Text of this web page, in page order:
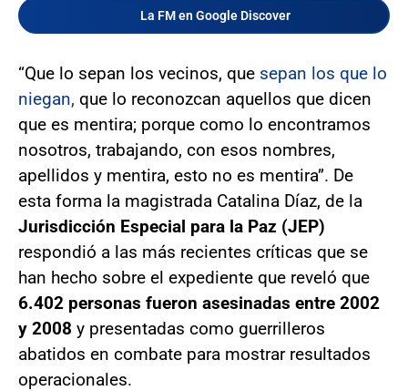
La FM en Google Discover
“Que lo sepan los vecinos, que sepan los que lo
niegan, que lo reconozcan aquellos que dicen
que es mentira; porque como lo encontramos
nosotros, trabajando, con esos nombres,
apellidos y mentira, esto no es mentira”. De
esta forma la magistrada Catalina Díaz, de la
Jurisdicción Especial para la Paz (JEP)
respondió a las más recientes críticas que se
han hecho sobre el expediente que reveló que
6.402 personas fueron asesinadas entre 2002
y 2008 y presentadas como guerrilleros
abatidos en combate para mostrar resultados
operacionales.